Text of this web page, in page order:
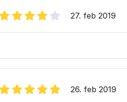
27. feb 2019
26. feb 2019